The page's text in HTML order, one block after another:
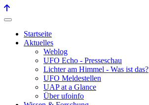
Startseite
Aktuelles
Weblog
UFO Echo - Presseschau
Lichter am Himmel - Was ist das?
UFO Meldestellen
UAP at a Glance
Über ufoinfo